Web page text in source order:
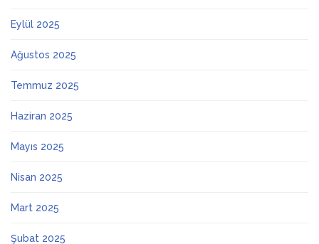
Eylül 2025
Ağustos 2025
Temmuz 2025
Haziran 2025
Mayıs 2025
Nisan 2025
Mart 2025
Şubat 2025